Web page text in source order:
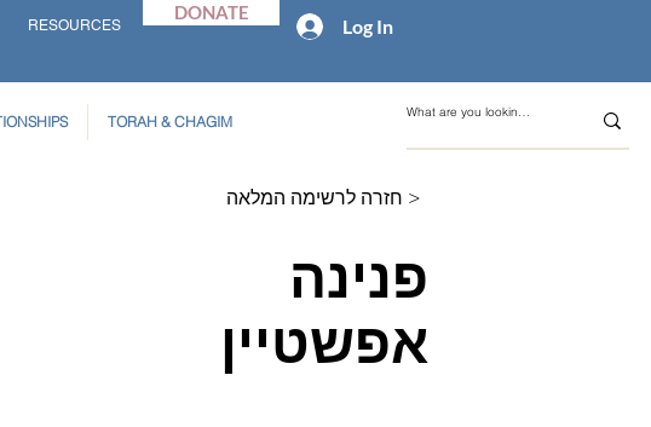
RESOURCES
DONATE
Log In
TORAH & CHAGIM
חזרה לרשימה המלאה >
פנינה
אפשטיין